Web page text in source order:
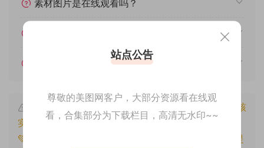
素材图片是在线观看吗？
遇见其他问题怎么办？
本文资源仅供个人参考学习，请勿批量搬运，一经核
实将封禁账号权限！
💚本文资源均来源网友分享，若侵犯了您的权益可以提
站点公告
尊敬的美图网客户，大部分资源看在线观
看，合集部分为下载栏目，高清无水印~~